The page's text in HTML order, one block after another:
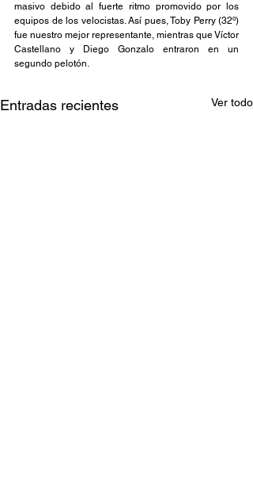
masivo debido al fuerte ritmo promovido por los
equipos de los velocistas. Así pues, Toby Perry (32º)
fue nuestro mejor representante, mientras que Víctor
Castellano y Diego Gonzalo entraron en un
segundo pelotón.
Entradas recientes Ver todo